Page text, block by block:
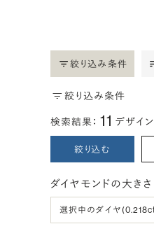
絞り込み条件
絞り込み条件
検索結果： 11 デザイン
絞り込む
ダイヤモンドの大きさ